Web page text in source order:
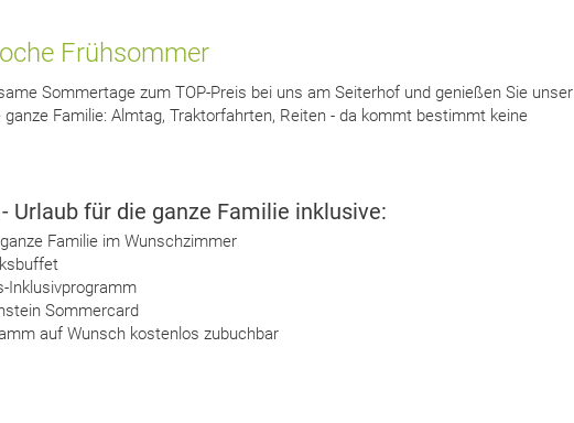
Frühsommer
Sommertage zum TOP-Preis bei uns am Seiterhof und genießen Sie unser
ganze Familie: Almtag, Traktorfahrten, Reiten - da kommt bestimmt keine
Urlaub für die ganze Familie inklusive:
Familie im Wunschzimmer
Inklusivprogramm
Sommercard
auf Wunsch kostenlos zubuchbar